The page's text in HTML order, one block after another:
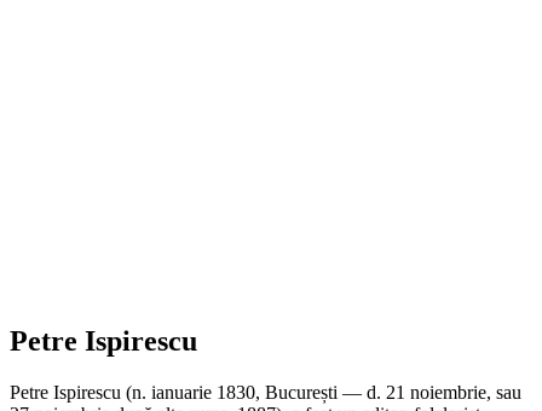
Petre Ispirescu
Petre Ispirescu (n. ianuarie 1830, București — d. 21 noiembrie, sau